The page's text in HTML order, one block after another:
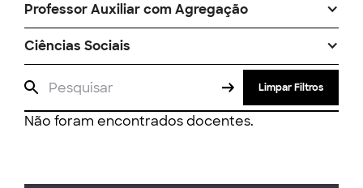
Professor Auxiliar com Agregação
Ciências Sociais
Limpar Filtros
Não foram encontrados docentes.